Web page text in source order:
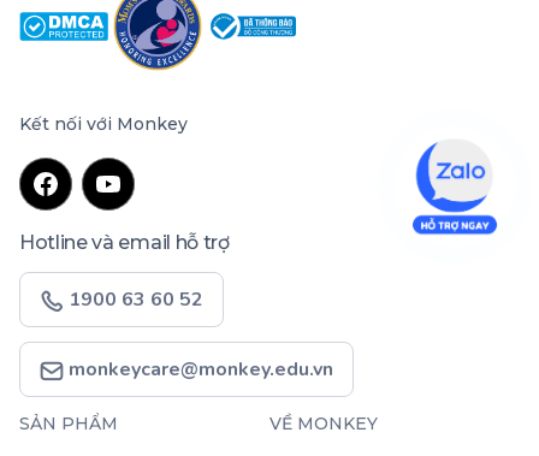
Kết nối với Monkey
Hotline và email hỗ trợ
1900 63 60 52
monkeycare@monkey.edu.vn
SẢN PHẨM VỀ MONKEY